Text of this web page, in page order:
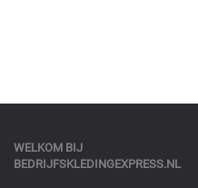
WELKOM BIJ
BEDRIJFSKLEDINGEXPRESS.NL